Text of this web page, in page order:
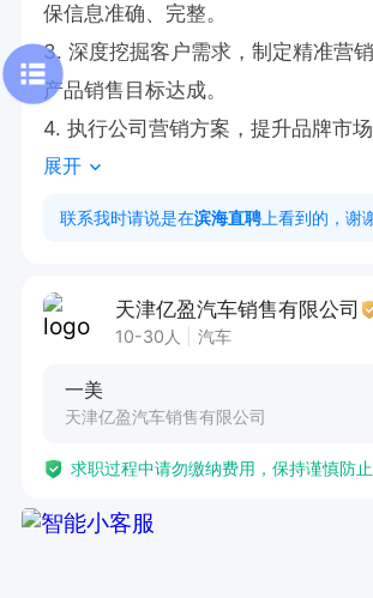
保信息准确、完整。
3. 深度挖掘客户需求，制定精准营
产品销售目标达成。
4. 执行公司营销方案，提升品牌市
有率。
5. 与客户保持良好沟通，持续优化服
专人带教，快速成长。
任职要求
车销售经验者优先。
2. 工作认真负责，具备较强责任心和
展开
联系我时请说是在滨海直聘 上看到的，谢
天津亿盈汽车销售有限公司
10-30人 汽车
一美
天津亿盈汽车销售有限公司
求职过程中请勿缴纳费用，保持谨慎防止